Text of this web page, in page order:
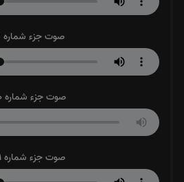
صوت جزء شماره 9
صوت جزء شماره 10
صوت جزء شماره 11